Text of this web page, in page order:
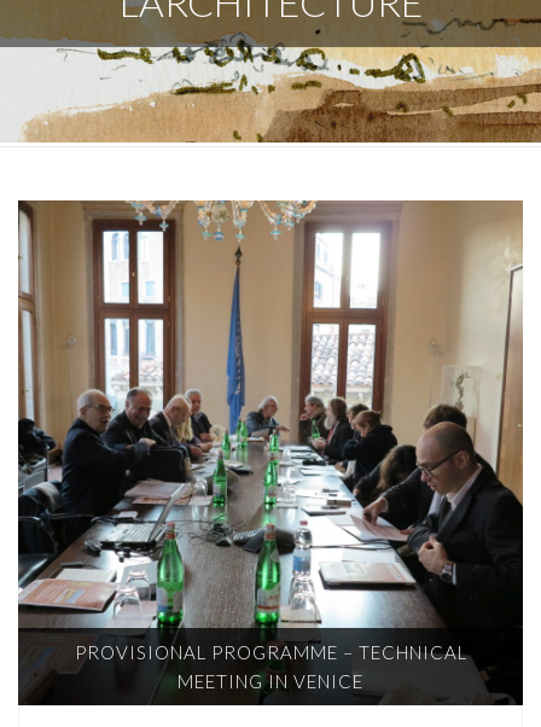
PROVISIONAL PROGRAMME – TECHNICAL
MEETING IN VENICE